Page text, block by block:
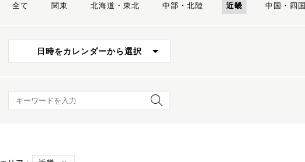
全て 関東 北海道・東北 中部・北陸 近畿 中国・四国
日時をカレンダーから選択
キーワード検索